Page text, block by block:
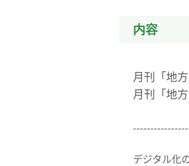
内容
月刊「地
月刊「地
デジタル化